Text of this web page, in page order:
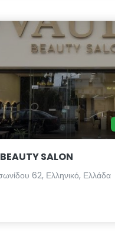
SALON
62, Ελληνικό, Ελλάδα